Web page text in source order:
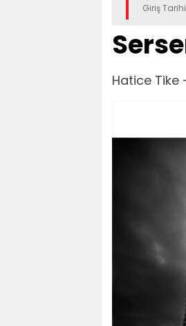
Giriş
Hatice Tike -